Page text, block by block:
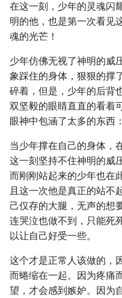
在这一刻，少年的灵魂闪
明的他，也是第一次看见
魂的光芒！
少年仿佛无视了神明的威
象踩住的身体，狠狠的撑
碎着，但是，少年的后背
双坚毅的眼睛直直的看着
眼神中包涵了太多的东西
当少年撑在自己的身体，
这一刻坚持不住神明的威
而刚刚站起来的少年也在
且这一次他是真正的站不
己仅存的大腿，无声的想
连哭泣也做不到，只能死
以让自己好受一些。
这个才是正常人该做的，
而蜷缩在一起。因为疼痛
望，才会感到嫉妒。因为